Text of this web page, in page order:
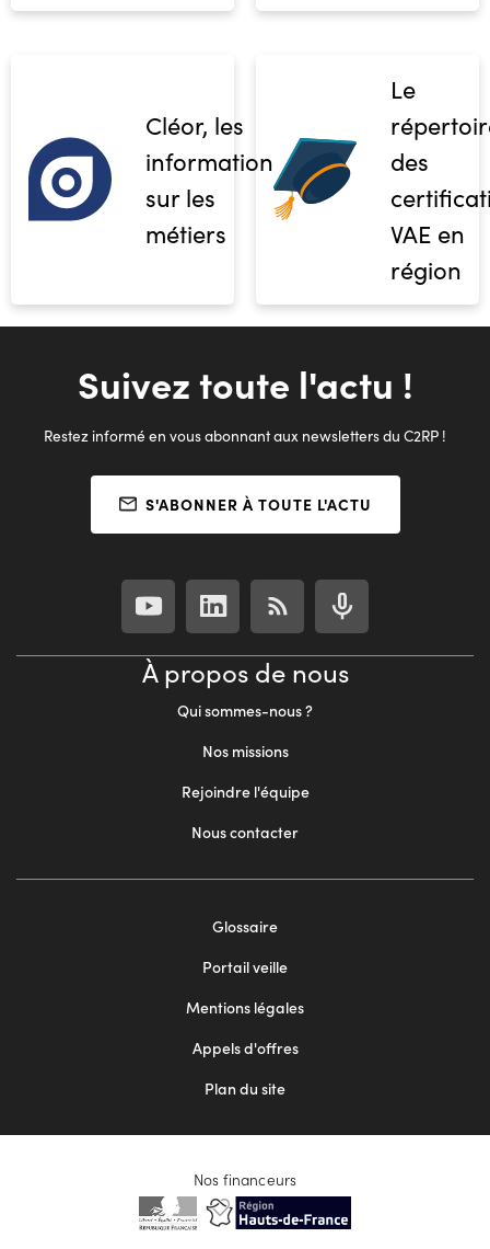
Cléor, les
informations
sur les
métiers
Le
des
VAE en
région
Suivez toute l'actu !
Restez informé en vous abonnant aux newsletters du C2RP !
S'ABONNER À TOUTE L'ACTU
À propos de nous
Qui sommes-nous ?
Nos missions
Rejoindre l'équipe
Nous contacter
Glossaire
Portail veille
Mentions légales
Appels d'offres
Plan du site
Nos financeurs